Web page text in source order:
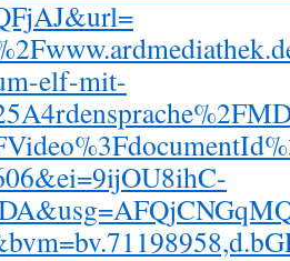
elf-mit-